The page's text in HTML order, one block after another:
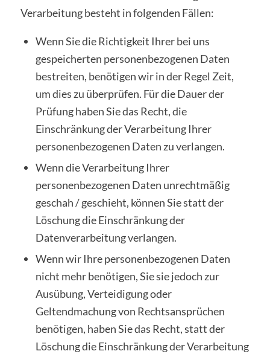
Verarbeitung besteht in folgenden Fällen:
Wenn Sie die Richtigkeit Ihrer bei uns
gespeicherten personenbezogenen Daten
bestreiten, benötigen wir in der Regel Zeit,
um dies zu überprüfen. Für die Dauer der
Prüfung haben Sie das Recht, die
Einschränkung der Verarbeitung Ihrer
personenbezogenen Daten zu verlangen.
Wenn die Verarbeitung Ihrer
personenbezogenen Daten unrechtmäßig
geschah / geschieht, können Sie statt der
Löschung die Einschränkung der
Datenverarbeitung verlangen.
Wenn wir Ihre personenbezogenen Daten
nicht mehr benötigen, Sie sie jedoch zur
Ausübung, Verteidigung oder
Geltendmachung von Rechtsansprüchen
benötigen, haben Sie das Recht, statt der
Löschung die Einschränkung der Verarbeitung